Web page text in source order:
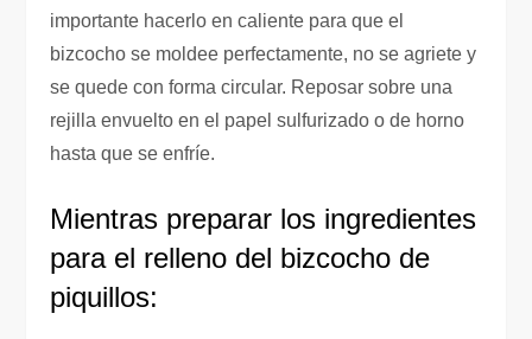
importante hacerlo en caliente para que el
bizcocho se moldee perfectamente, no se agriete y
se quede con forma circular. Reposar sobre una
rejilla envuelto en el papel sulfurizado o de horno
hasta que se enfríe.
Mientras preparar los ingredientes
para el relleno del bizcocho de
piquillos: